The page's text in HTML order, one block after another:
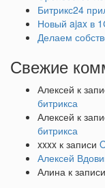
Битрикс24
Новый ajax в
Делаем
Свежие
Алексей к
битрикса
Алексей к
битрикса
xxxx к записи
Алексей
Алина к записи